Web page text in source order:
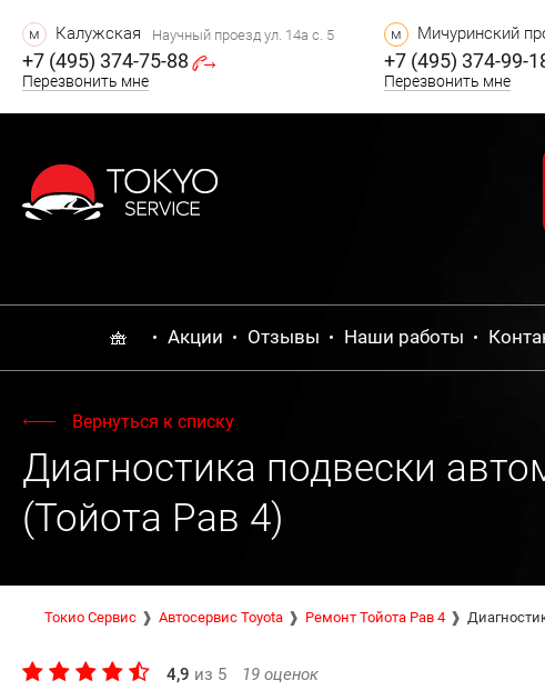
м Калужская Научный проезд ул. 14а с. 5
+7 (495) 374-75-88
Перезвонить мне
м Мичуринский
+7 (495) 374-99-
Перезвонить мне
Акции Отзывы Наши работы
Вернуться к списку
Диагностика подвески
(Тойота Рав 4)
Токио Сервис Автосервис Toyota Ремонт Тойота Рав 4
4,9 из 5 19 оценок